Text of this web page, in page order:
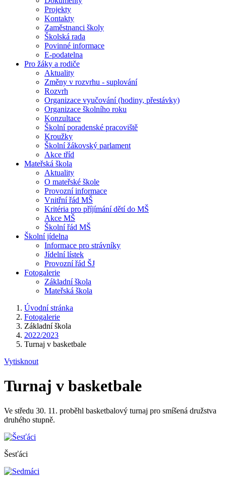
Projekty
Kontakty
Zaměstnanci školy
Školská rada
Povinné informace
E-podatelna
Pro žáky a rodiče
Aktuality
Změny v rozvrhu - suplování
Rozvrh
Organizace vyučování (hodiny, přestávky)
Organizace školního roku
Konzultace
Školní poradenské pracoviště
Kroužky
Školní žákovský parlament
Akce tříd
Mateřská škola
Aktuality
O mateřské škole
Provozní informace
Vnitřní řád MŠ
Kritéria pro příjímání dětí do MŠ
Akce MŠ
Školní řád MŠ
Školní jídelna
Informace pro strávníky
Jídelní lístek
Provozní řád ŠJ
Fotogalerie
Základní škola
Mateřská škola
Úvodní stránka
Fotogalerie
Základní škola
2022/2023
Turnaj v basketbale
Vytisknout
Turnaj v basketbale
Ve středu 30. 11. proběhl basketbalový turnaj pro smíšená družstva
druhého stupně.
Šesťáci